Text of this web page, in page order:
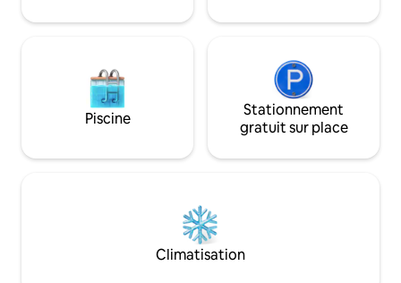
transports en commun - Accès facile à
sur ce logement
Piscine
Stationnement
gratuit sur place
Climatisation